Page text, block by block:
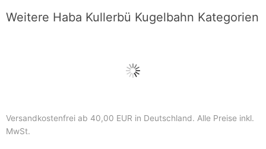
Weitere Haba Kullerbü Kugelbahn Kategorien
Versandkostenfrei ab 40,00 EUR in Deutschland. Alle Preise inkl.
MwSt.